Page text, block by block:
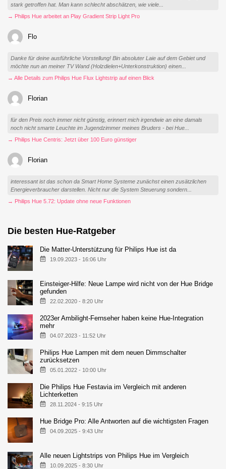
stark getroffen hat. Man kann schlecht abschätzen, wie viele...
→ Philips Hue arbeitet an Play Gradient Strip Light Pro
Flo
Danke für deine ausführliche Vorstellung! Bin absoluter Laie auf dem Gebiet und
möchte nun an meiner TV Wand (Holzdielen+Unterkonstruktion) einen...
→ Alle Details zum Philips Hue Flux Lightstrip auf einen Blick
Florian
für den Preis noch immer nicht günstig, erinnert mich irgendwie an eine damals
noch nicht smarte Leuchte im Jugendzimmer meines Bruders - bei Hue...
→ Philips Hue Centris: Jetzt über 100 Euro günstiger
Florian
interessant ist das schon da Smart Home Systeme zunächst einen zusätzlichen
Energieverbraucher darstellen. Nicht nur die System Steuerung sondern...
→ Philips Hue 5.72: Update ohne neue Funktionen
Die besten Hue-Ratgeber
Die Matter-Unterstützung für Philips Hue ist da
19.09.2023 - 16:06 Uhr
Einsteiger-Hilfe: Neue Lampe wird nicht von der Hue Bridge
gefunden
22.02.2020 - 8:20 Uhr
2023er Ambilight-Fernseher haben keine Hue-Integration
mehr
04.07.2023 - 11:52 Uhr
Philips Hue Lampen mit dem neuen Dimmschalter
zurücksetzen
05.01.2022 - 10:00 Uhr
Die Philips Hue Festavia im Vergleich mit anderen
Lichterketten
28.11.2024 - 9:15 Uhr
Hue Bridge Pro: Alle Antworten auf die wichtigsten Fragen
04.09.2025 - 9:43 Uhr
Alle neuen Lightstrips von Philips Hue im Vergleich
10.09.2025 - 8:30 Uhr